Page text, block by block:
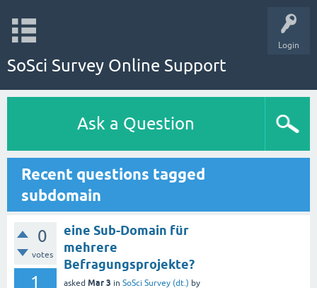
Login
SoSci Survey Online Support
Ask a Question
Recent questions tagged
subdomain
0
votes
1
eine Sub-Domain für
mehrere
Befragungsprojekte?
asked Mar 3 in SoSci Survey (dt.) by